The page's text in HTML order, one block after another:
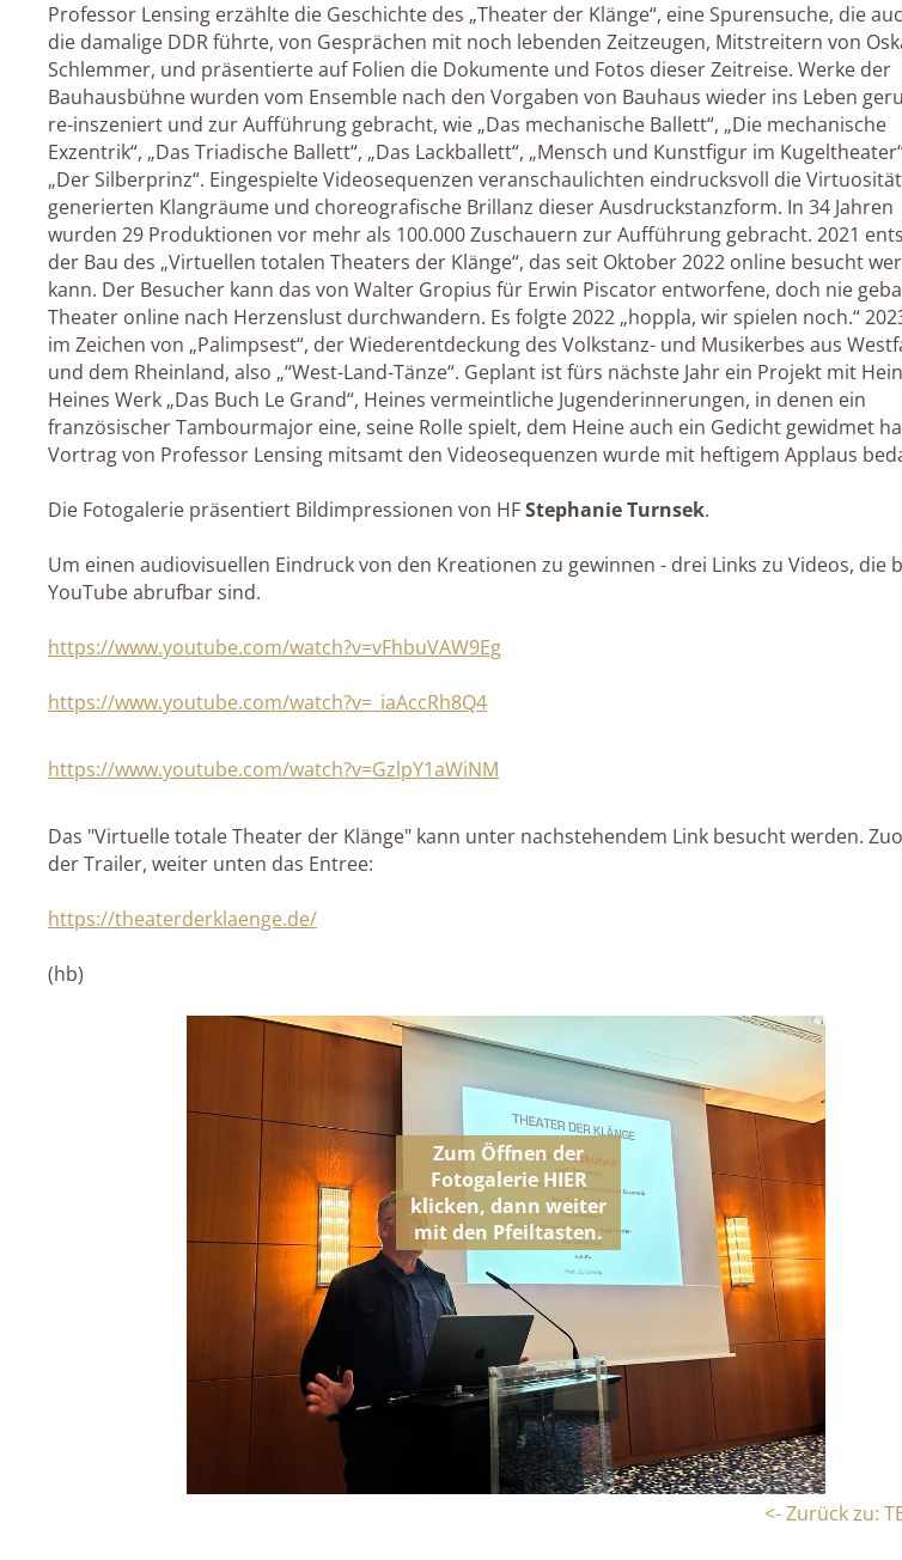
Professor Lensing erzählte die Geschichte des „Theater der Klänge“, eine Spurensuche, die
die damalige DDR führte, von Gesprächen mit noch lebenden Zeitzeugen, Mitstreitern von
Schlemmer, und präsentierte auf Folien die Dokumente und Fotos dieser Zeitreise. Werke der
Bauhausbühne wurden vom Ensemble nach den Vorgaben von Bauhaus wieder ins Leben
re-inszeniert und zur Aufführung gebracht, wie „Das mechanische Ballett“, „Die mechanische
Exzentrik“, „Das Triadische Ballett“, „Das Lackballett“, „Mensch und Kunstfigur im
„Der Silberprinz“. Eingespielte Videosequenzen veranschaulichten eindrucksvoll die
generierten Klangräume und choreografische Brillanz dieser Ausdruckstanzform. In 34 Jahren
wurden 29 Produktionen vor mehr als 100.000 Zuschauern zur Aufführung gebracht. 2021
der Bau des „Virtuellen totalen Theaters der Klänge“, das seit Oktober 2022 online besucht
kann. Der Besucher kann das von Walter Gropius für Erwin Piscator entworfene, doch nie
Theater online nach Herzenslust durchwandern. Es folgte 2022 „hoppla, wir spielen noch.“
im Zeichen von „Palimpsest“, der Wiederentdeckung des Volkstanz- und Musikerbes aus
und dem Rheinland, also „“West-Land-Tänze“. Geplant ist fürs nächste Jahr ein Projekt mit
Heines Werk „Das Buch Le Grand“, Heines vermeintliche Jugenderinnerungen, in denen ein
französischer Tambourmajor eine, seine Rolle spielt, dem Heine auch ein Gedicht gewidmet
Vortrag von Professor Lensing mitsamt den Videosequenzen wurde mit heftigem Applaus
Die Fotogalerie präsentiert Bildimpressionen von HFStephanie Turnsek.
Um einen audiovisuellen Eindruck von den Kreationen zu gewinnen - drei Links zu Videos, die
YouTube abrufbar sind.
https://www.youtube.com/watch?v=vFhbuVAW9Eg
https://www.youtube.com/watch?v=_iaAccRh8Q4
https://www.youtube.com/watch?v=GzlpY1aWiNM
Das "Virtuelle totale Theater der Klänge" kann unter nachstehendem Link besucht werden.
der Trailer, weiter unten das Entree:
https://theaterderklaenge.de/
(hb)
<- Zurück zu: